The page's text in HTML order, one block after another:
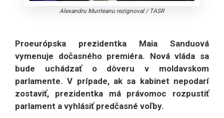
Alexandru Munteanu rezignoval/ TASR
Proeurópska prezidentka Maia Sanduová
vymenuje dočasného premiéra. Nová vláda sa
bude uchádzať o dôveru v moldavskom
parlamente. V prípade, ak sa kabinet nepodarí
zostaviť, prezidentka má právomoc rozpustiť
parlament a vyhlásiť predčasné voľby.